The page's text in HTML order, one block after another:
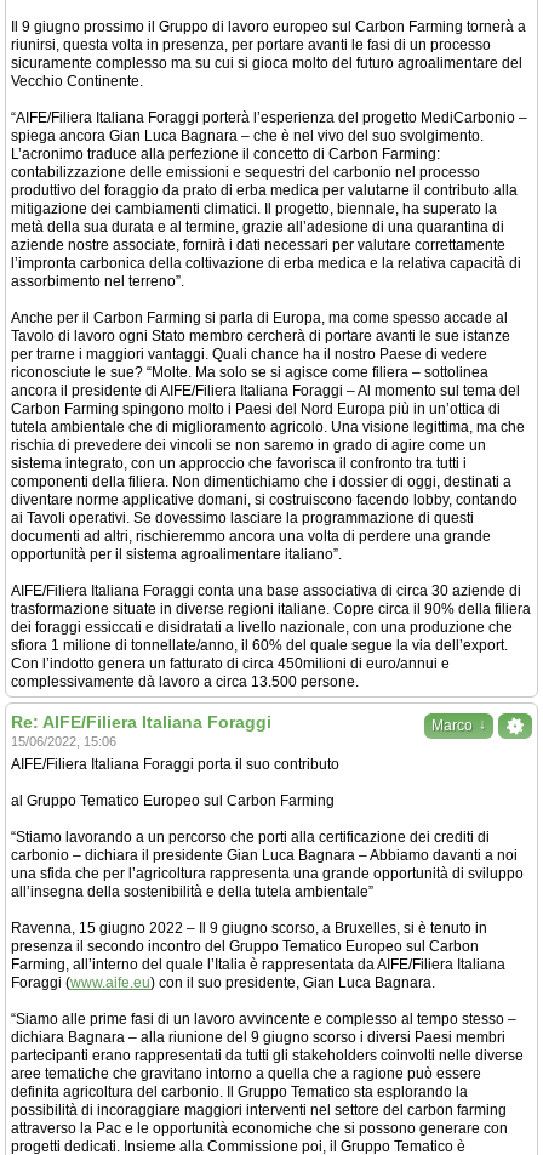
Il 9 giugno prossimo il Gruppo di lavoro europeo sul Carbon Farming tornerà a
riunirsi, questa volta in presenza, per portare avanti le fasi di un processo
sicuramente complesso ma su cui si gioca molto del futuro agroalimentare del
Vecchio Continente.
“AIFE/Filiera Italiana Foraggi porterà l’esperienza del progetto MediCarbonio –
spiega ancora Gian Luca Bagnara – che è nel vivo del suo svolgimento.
L’acronimo traduce alla perfezione il concetto di Carbon Farming:
contabilizzazione delle emissioni e sequestri del carbonio nel processo
produttivo del foraggio da prato di erba medica per valutarne il contributo alla
mitigazione dei cambiamenti climatici. Il progetto, biennale, ha superato la
metà della sua durata e al termine, grazie all’adesione di una quarantina di
aziende nostre associate, fornirà i dati necessari per valutare correttamente
l’impronta carbonica della coltivazione di erba medica e la relativa capacità di
assorbimento nel terreno”.
Anche per il Carbon Farming si parla di Europa, ma come spesso accade al
Tavolo di lavoro ogni Stato membro cercherà di portare avanti le sue istanze
per trarne i maggiori vantaggi. Quali chance ha il nostro Paese di vedere
riconosciute le sue? “Molte. Ma solo se si agisce come filiera – sottolinea
ancora il presidente di AIFE/Filiera Italiana Foraggi – Al momento sul tema del
Carbon Farming spingono molto i Paesi del Nord Europa più in un’ottica di
tutela ambientale che di miglioramento agricolo. Una visione legittima, ma che
rischia di prevedere dei vincoli se non saremo in grado di agire come un
sistema integrato, con un approccio che favorisca il confronto tra tutti i
componenti della filiera. Non dimentichiamo che i dossier di oggi, destinati a
diventare norme applicative domani, si costruiscono facendo lobby, contando
ai Tavoli operativi. Se dovessimo lasciare la programmazione di questi
documenti ad altri, rischieremmo ancora una volta di perdere una grande
opportunità per il sistema agroalimentare italiano”.
AIFE/Filiera Italiana Foraggi conta una base associativa di circa 30 aziende di
trasformazione situate in diverse regioni italiane. Copre circa il 90% della filiera
dei foraggi essiccati e disidratati a livello nazionale, con una produzione che
sfiora 1 milione di tonnellate/anno, il 60% del quale segue la via dell’export.
Con l’indotto genera un fatturato di circa 450milioni di euro/annui e
complessivamente dà lavoro a circa 13.500 persone.
Marco ↓
Re: AIFE/Filiera Italiana Foraggi
15/06/2022, 15:06
AIFE/Filiera Italiana Foraggi porta il suo contributo
al Gruppo Tematico Europeo sul Carbon Farming
“Stiamo lavorando a un percorso che porti alla certificazione dei crediti di
carbonio – dichiara il presidente Gian Luca Bagnara – Abbiamo davanti a noi
una sfida che per l’agricoltura rappresenta una grande opportunità di sviluppo
all’insegna della sostenibilità e della tutela ambientale”
Ravenna, 15 giugno 2022 – Il 9 giugno scorso, a Bruxelles, si è tenuto in
presenza il secondo incontro del Gruppo Tematico Europeo sul Carbon
Farming, all’interno del quale l’Italia è rappresentata da AIFE/Filiera Italiana
Foraggi (www.aife.eu) con il suo presidente, Gian Luca Bagnara.
“Siamo alle prime fasi di un lavoro avvincente e complesso al tempo stesso –
dichiara Bagnara – alla riunione del 9 giugno scorso i diversi Paesi membri
partecipanti erano rappresentati da tutti gli stakeholders coinvolti nelle diverse
aree tematiche che gravitano intorno a quella che a ragione può essere
definita agricoltura del carbonio. Il Gruppo Tematico sta esplorando la
possibilità di incoraggiare maggiori interventi nel settore del carbon farming
attraverso la Pac e le opportunità economiche che si possono generare con
progetti dedicati. Insieme alla Commissione poi, il Gruppo Tematico è